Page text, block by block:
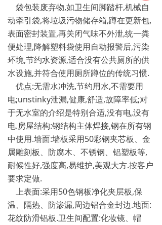
袋包装废弃物,如卫生间脚踏杆,机械自
动牵引袋,将垃圾污物储存箱,蹲在更新包,
表面密封装置,再关闭气味不外泄,统一粪
便处理,降解塑料袋使用自动报警后,污染
环境,节约水资源,适合没有公共厕所的供
水设施,并符合使用厕所蹲位的传统习惯.
优点:无需水冲洗,节约用水,不需要用
电;unstinky泄漏,健康,舒适,故障率低;对
于无水室的介绍是特别合适,没有电,没有
电.房屋结构:钢结构主体焊接,钢在所有钢
中使用.墙面:墙板采用50彩钢夹芯板、金
属雕刻板、防腐木、不锈钢、铝塑板等,
耐候性好,强度高,易维护,美观大方.按客户
要求定做.
上表面:采用50色钢板净化夹层板,保
温、隔热、防渗漏,周边铝合金封边.地面:
花纹防滑铝板.卫生间配置:化妆镜、帽